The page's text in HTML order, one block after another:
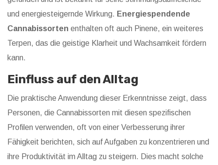
und energiesteigernde Wirkung. Energiespendende
Cannabissorten enthalten oft auch Pinene, ein weiteres
Terpen, das die geistige Klarheit und Wachsamkeit fördern
kann.
Einfluss auf den Alltag
Die praktische Anwendung dieser Erkenntnisse zeigt, dass
Personen, die Cannabissorten mit diesen spezifischen
Profilen verwenden, oft von einer Verbesserung ihrer
Fähigkeit berichten, sich auf Aufgaben zu konzentrieren und
ihre Produktivität im Alltag zu steigern. Dies macht solche